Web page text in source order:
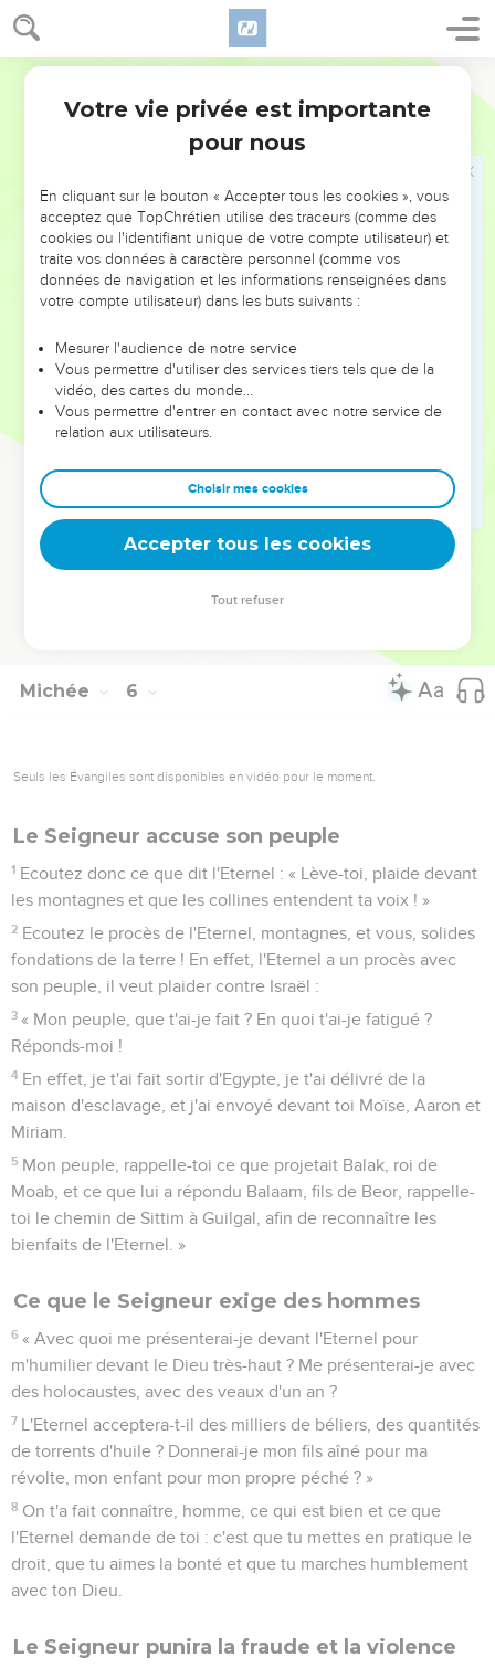
Michée 5
7 Le reste de Jacob sera parmi les nations, au milieu des
peuples nombreux, pareil à un lion parmi les bêtes de la
forêt, pareil à un lionceau parmi les troupeaux de brebis :
lorsqu'il passe, il piétine et déchire sans personne pour
ennemis soient supprimés !
Le Seigneur supprimera tous les faux appuis
Ce jour-là, déclare l'Eternel, je supprimerai du milieu de toi
tes chevaux et je détruirai tes chars.
Je supprimerai les villes de ton pays et je renverserai
toutes tes forteresses.
Je supprimerai de chez toi la magie et tu n'auras plus de
devins ;
je supprimerai du milieu de toi tes idoles et tes statues, et
tu ne te prosterneras plus devant ce que tes mains ont
fabriqué.
J'arracherai du milieu de toi tes poteaux sacrés et je
Michée 6
Seuls les Évangiles sont disponibles en vidéo pour le moment.
Le Seigneur accuse son peuple
1 Ecoutez donc ce que dit l'Eternel : « Lève-toi, plaide devant
les montagnes et que les collines entendent ta voix ! »
2 Ecoutez le procès de l'Eternel, montagnes, et vous, solides
fondations de la terre ! En effet, l'Eternel a un procès avec
son peuple, il veut plaider contre Israël :
3 « Mon peuple, que t'ai-je fait ? En quoi t'ai-je fatigué ?
Réponds-moi !
4 En effet, je t'ai fait sortir d'Egypte, je t'ai délivré de la
maison d'esclavage, et j'ai envoyé devant toi Moïse, Aaron et
Miriam.
5 Mon peuple, rappelle-toi ce que projetait Balak, roi de
Moab, et ce que lui a répondu Balaam, fils de Beor, rappelle-
toi le chemin de Sittim à Guilgal, afin de reconnaître les
bienfaits de l'Eternel. »
Ce que le Seigneur exige des hommes
6 « Avec quoi me présenterai-je devant l'Eternel pour
m'humilier devant le Dieu très-haut ? Me présenterai-je avec
des holocaustes, avec des veaux d'un an ?
7 L'Eternel acceptera-t-il des milliers de béliers, des quantités
de torrents d'huile ? Donnerai-je mon fils aîné pour ma
révolte, mon enfant pour mon propre péché ? »
8 On t'a fait connaître, homme, ce qui est bien et ce que
l'Eternel demande de toi : c'est que tu mettes en pratique le
droit, que tu aimes la bonté et que tu marches humblement
avec ton Dieu.
Le Seigneur punira la fraude et la violence
Votre vie privée est importante
pour nous
En cliquant sur le bouton « Accepter tous les cookies », vous
acceptez que TopChrétien utilise des traceurs (comme des
cookies ou l'identifiant unique de votre compte utilisateur) et
traite vos données à caractère personnel (comme vos
données de navigation et les informations renseignées dans
votre compte utilisateur) dans les buts suivants :
Mesurer l'audience de notre service
Vous permettre d'utiliser des services tiers tels que de la
vidéo, des cartes du monde…
Vous permettre d'entrer en contact avec notre service de
relation aux utilisateurs.
Choisir mes cookies
Accepter tous les cookies
Tout refuser